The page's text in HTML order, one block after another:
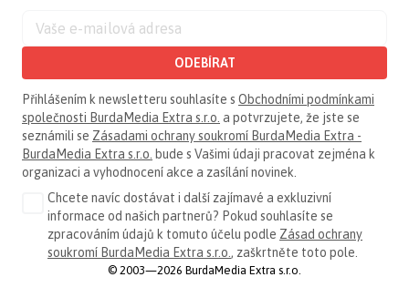
ODEBÍRAT
Přihlášením k newsletteru souhlasíte s Obchodními podmínkami
společnosti BurdaMedia Extra s.r.o. a potvrzujete, že jste se
seznámili se Zásadami ochrany soukromí BurdaMedia Extra -
BurdaMedia Extra s.r.o. bude s Vašimi údaji pracovat zejména k
organizaci a vyhodnocení akce a zasílání novinek.
Chcete navíc dostávat i další zajímavé a exkluzivní
informace od našich partnerů? Pokud souhlasíte se
zpracováním údajů k tomuto účelu podle Zásad ochrany
soukromí BurdaMedia Extra s.r.o. , zaškrtněte toto pole.
© 2003—2026 BurdaMedia Extra s.r.o.